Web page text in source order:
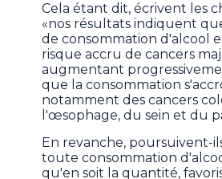
Cela étant dit, écrivent les
«nos résultats indiquent
de consommation d'alcool
risque accru de cancers
augmentant
que la consommation
notamment des cancers
l'œsophage, du sein et du
En revanche, poursuivent-
toute consommation
qu'en soit la quantité,